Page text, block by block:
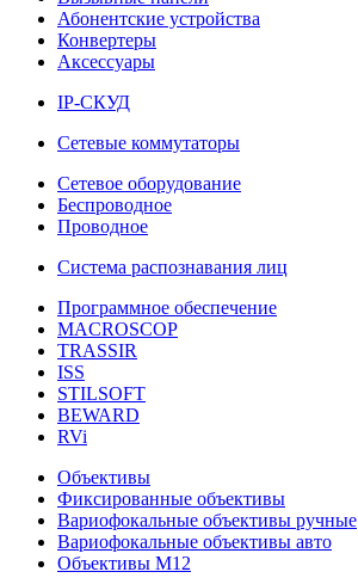
Абонентские устройства
Конвертеры
Аксессуары
IP-СКУД
Сетевые коммутаторы
Сетевое оборудование
Беспроводное
Проводное
Система распознавания лиц
Программное обеспечение
MACROSCOP
TRASSIR
ISS
STILSOFT
BEWARD
RVi
Объективы
Фиксированные объективы
Вариофокальные объективы ручные
Вариофокальные объективы авто
Объективы М12